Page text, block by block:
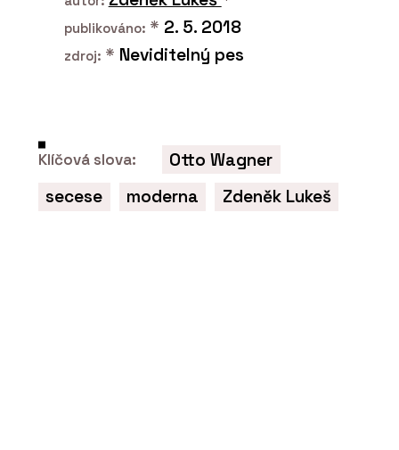
publikováno: * 2. 5. 2018
zdroj: * Neviditelný pes
Klíčová slova:
Otto Wagner
secese
moderna Zdeněk Lukeš